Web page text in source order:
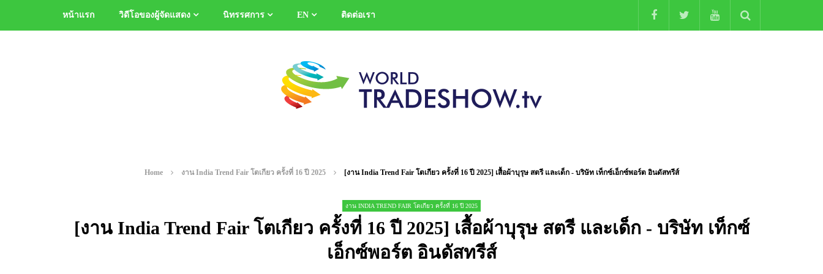
หน้าแรก วิดีโอของผู้จัดแสดง นิทรรศการ EN ติดต่อเรา
Home งาน India Trend Fair โตเกียว ครั้งที่ 16 ปี 2025 [งาน India Trend Fair โตเกียว ครั้งที่ 16 ปี 2025] เสื้อผ้าบุรุษ สตรี และเด็ก - บริษัท เท็กซ์เอ็กซ์พอร์ต อินดัสทรีส์
งาน INDIA TREND FAIR โตเกียว ครั้งที่ 16 ปี 2025
[งาน India Trend Fair โตเกียว ครั้งที่ 16 ปี 2025] เสื้อผ้าบุรุษ สตรี และเด็ก - บริษัท เท็กซ์
เอ็กซ์พอร์ต อินดัสทรีส์